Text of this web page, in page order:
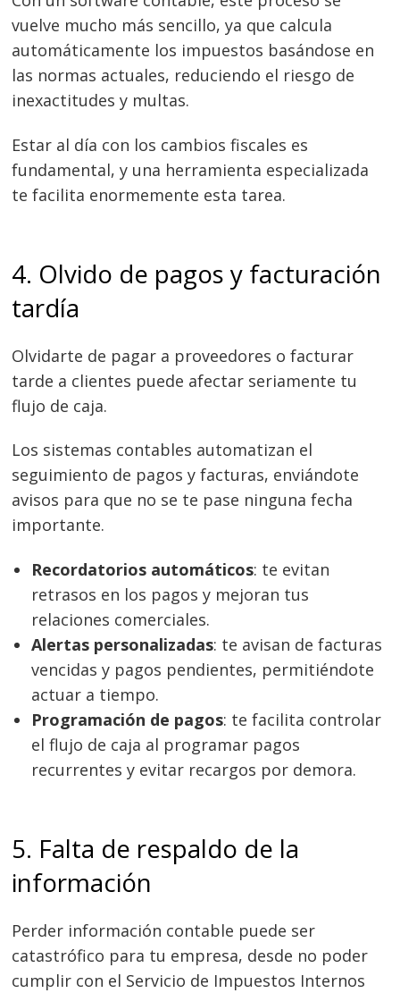
vuelve mucho más sencillo, ya que calcula
automáticamente los impuestos basándose en
las normas actuales, reduciendo el riesgo de
inexactitudes y multas.
Estar al día con los cambios fiscales es
fundamental, y una herramienta especializada
te facilita enormemente esta tarea.
4. Olvido de pagos y facturación
tardía
Olvidarte de pagar a proveedores o facturar
tarde a clientes puede afectar seriamente tu
flujo de caja.
Los sistemas contables automatizan el
seguimiento de pagos y facturas, enviándote
avisos para que no se te pase ninguna fecha
importante.
Recordatorios automáticos: te evitan
retrasos en los pagos y mejoran tus
relaciones comerciales.
Alertas personalizadas: te avisan de facturas
vencidas y pagos pendientes, permitiéndote
actuar a tiempo.
Programación de pagos: te facilita controlar
el flujo de caja al programar pagos
recurrentes y evitar recargos por demora.
5. Falta de respaldo de la
información
Perder información contable puede ser
catastrófico para tu empresa, desde no poder
cumplir con el Servicio de Impuestos Internos
Navegación
de
entradas